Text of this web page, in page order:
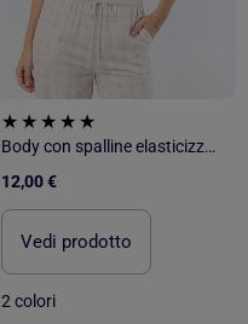
Body con spalline elasticizzate
12,00 €
Vedi prodotto
2 colori